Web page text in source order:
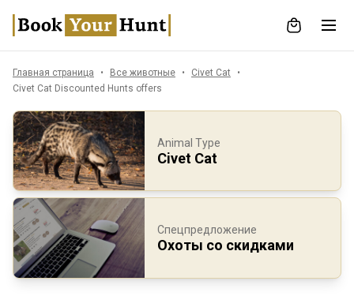
Главная страница Все животные
Civet Cat
Civet Cat Discounted Hunts offers
Animal Type
Civet Cat
Спецпредложение
Охоты со скидками